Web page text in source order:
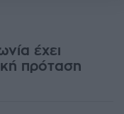
έχει
πρόταση